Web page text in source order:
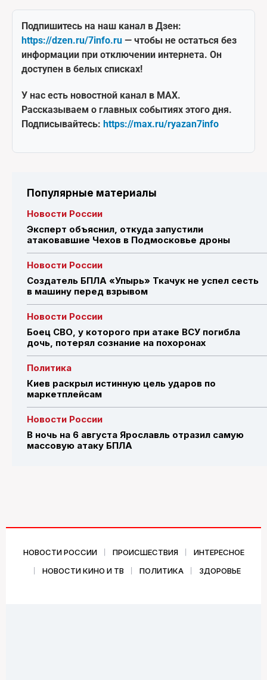
Подпишитесь на наш канал в Дзен:
https://dzen.ru/7info.ru — чтобы не остаться без
информации при отключении интернета. Он
доступен в белых списках!
У нас есть новостной канал в MAX.
Рассказываем о главных событиях этого дня.
Подписывайтесь: https://max.ru/ryazan7info
Популярные материалы
Новости России
Эксперт объяснил, откуда запустили
атаковавшие Чехов в Подмосковье дроны
Новости России
Создатель БПЛА «Упырь» Ткачук не успел сесть
в машину перед взрывом
Новости России
Боец СВО, у которого при атаке ВСУ погибла
дочь, потерял сознание на похоронах
Политика
Киев раскрыл истинную цель ударов по
маркетплейсам
Новости России
В ночь на 6 августа Ярославль отразил самую
массовую атаку БПЛА
НОВОСТИ РОССИИ ПРОИСШЕСТВИЯ
ИНТЕРЕСНОЕ
НОВОСТИ КИНО И ТВ
ПОЛИТИКА ЗДОРОВЬЕ